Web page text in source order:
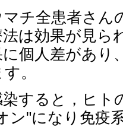
チ全患者さん
は効果が見ら
に個人差があり
。
すると，ヒト
ン"になり免疫